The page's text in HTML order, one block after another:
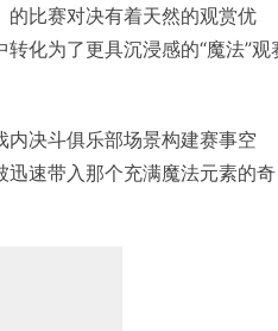
比赛对决有着天然的观赏优
化为了更具沉浸感的“魔法”观
决斗俱乐部场景构建赛事空
速带入那个充满魔法元素的奇